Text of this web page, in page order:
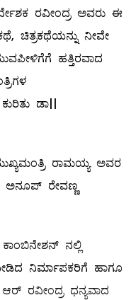
ರವೀಂದ್ರ ಅವರು ಈ
ಚಿತ್ರಕಥೆಯನ್ನು ನೀವೇ
ಹತ್ತಿರವಾದ
ಡಾ||
ರಾಮಯ್ಯ ಅವರ
ಅನೂಪ್ ರೇವಣ್ಣ
ನಲ್ಲಿ
ನಿರ್ಮಾಪಕರಿಗೆ ಹಾಗೂ
ರವೀಂದ್ರ ಧನ್ಯವಾದ